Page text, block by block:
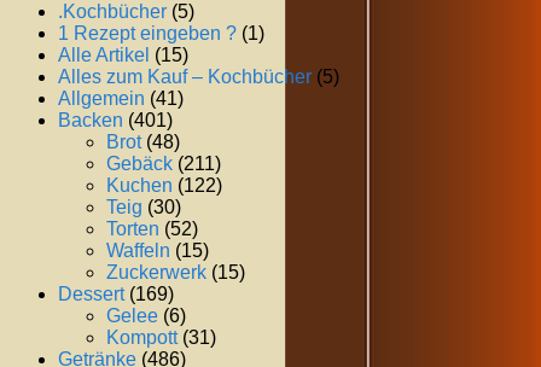
.Kochbücher (5)
1 Rezept eingeben ? (1)
Alle Artikel (15)
Alles zum Kauf – Kochbücher (5)
Allgemein (41)
Backen (401)
Brot(48)
Gebäck (211)
Kuchen (122)
Teig (30)
Torten (52)
Waffeln (15)
Zuckerwerk (15)
Dessert(169)
Gelee (6)
Kompott(31)
Getränke (486)